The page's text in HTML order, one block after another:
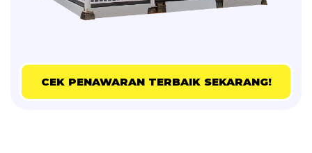
CEK PENAWARAN TERBAIK SEKARANG!